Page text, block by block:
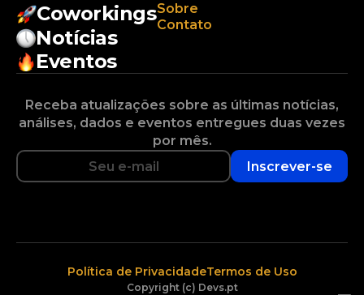
Coworkings
Notícias
Eventos
Sobre
Contato
Receba atualizações sobre as últimas notícias,
análises, dados e eventos entregues duas vezes
por mês.
Inscrever-se
Copyright (c) Devs.pt
Política de PrivacidadeTermos de Uso